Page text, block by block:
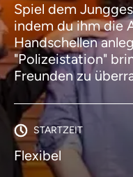
Spiel dem
indem du ihm die
Handschellen
"Polizeistation"
Freunden zu
STARTZEIT
Flexibel